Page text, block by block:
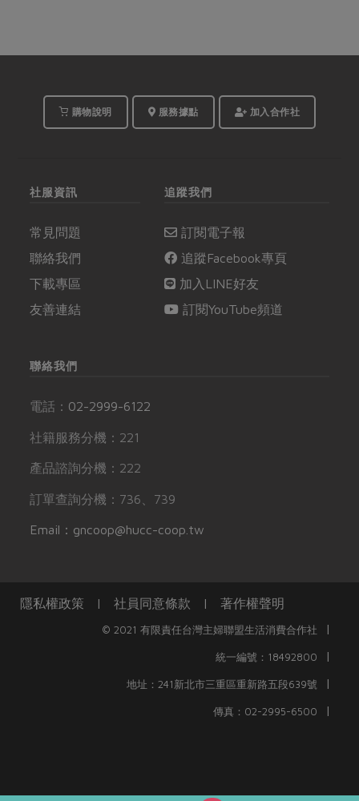
購物說明 服務據點 加入合作社
社服資訊
常見問題
聯絡我們
下載專區
友善連結
追蹤我們
訂閱電子報
追蹤Facebook專頁
加入LINE好友
訂閱YouTube頻道
聯絡我們
電話： 02-2999-6122
社籍服務分機：221
產品諮詢分機：222
訂單查詢分機：736、739
Email：gncoop@hucc-coop.tw
隱私權政策 | 社員同意條款 | 著作權聲明
© 2021 有限責任台灣主婦聯盟生活消費合作社 |
統一編號：18492800 |
地址：241新北市三重區重新路五段639號 |
傳真：02-2995-6500 |